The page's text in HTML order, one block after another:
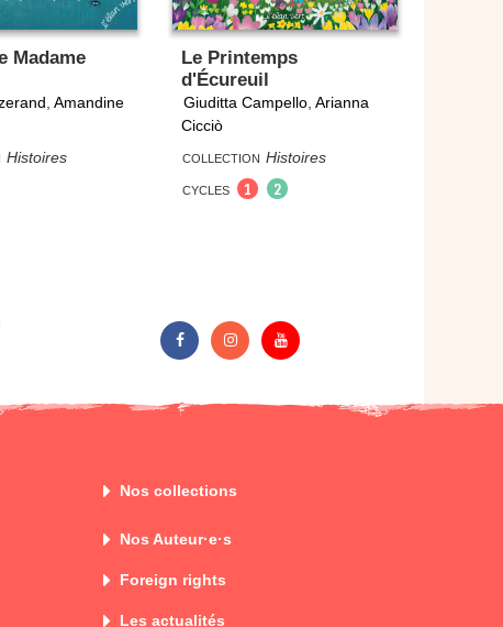
Madame
, Amandine
Histoires
Le Printemps
d'Écureuil
Giuditta Campello, Arianna
Cicciò
COLLECTION Histoires
CYCLES 1 2
Nos collections
Nos Auteur·e·s
Foreign rights
Les actualités